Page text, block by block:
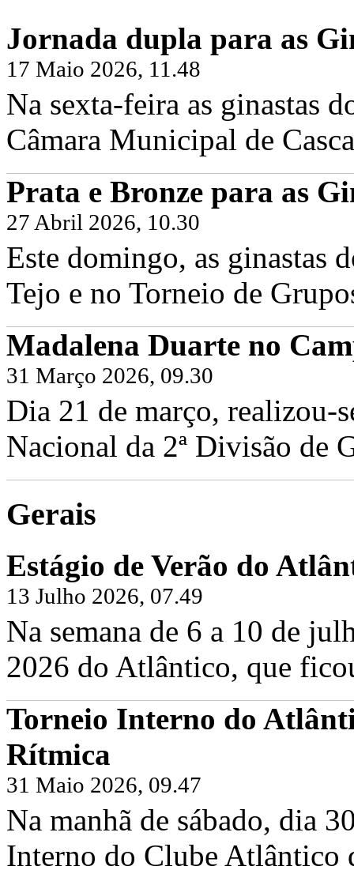
Jornada dupla para as
17 Maio 2026, 11.48
Na sexta-feira as ginastas
Câmara Municipal de
Prata e Bronze para as
27 Abril 2026, 10.30
Este domingo, as ginastas
Tejo e no Torneio de
Madalena Duarte no
31 Março 2026, 09.30
Dia 21 de março, realizou-
Nacional da 2ª Divisão de
Gerais
Estágio de Verão do
13 Julho 2026, 07.49
Na semana de 6 a 10 de
2026 do Atlântico, que
Torneio Interno do
Rítmica
31 Maio 2026, 09.47
Na manhã de sábado, dia
Interno do Clube Atlântico